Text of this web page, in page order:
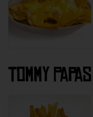
Tommy Papas